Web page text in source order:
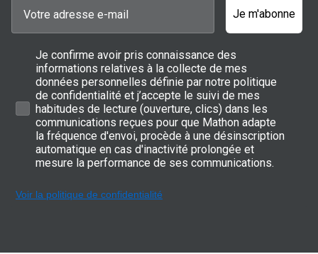
Je m'abonne
Je confirme avoir pris connaissance des
informations relatives à la collecte de mes
données personnelles définie par notre politique
de confidentialité et j’accepte le suivi de mes
habitudes de lecture (ouverture, clics) dans les
communications reçues pour que Mathon adapte
la fréquence d'envoi, procède à une désinscription
automatique en cas d'inactivité prolongée et
mesure la performance de ses communications.
Voir la politique de confidentialité